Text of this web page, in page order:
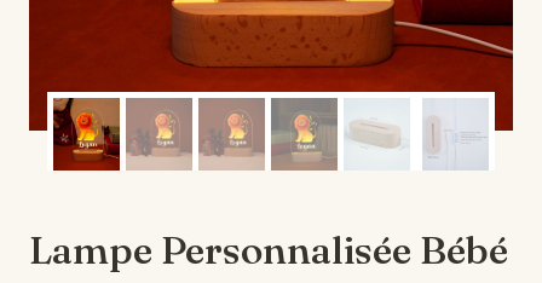
Lampe Personnalisée Bébé